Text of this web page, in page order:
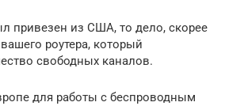
привезен из США, то дело, скорее
роутера, который
свободных каналов.
для работы с беспроводным